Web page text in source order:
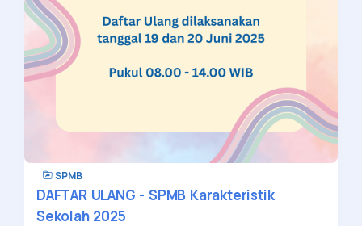
SPMB
DAFTAR ULANG - SPMB Karakteristik
Sekolah 2025